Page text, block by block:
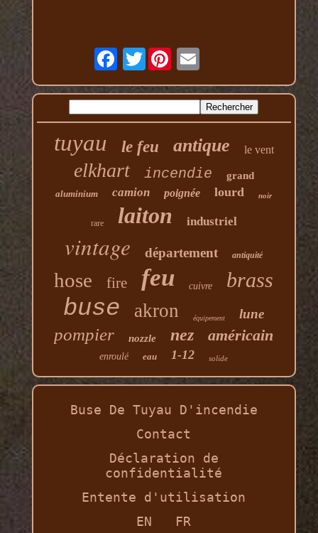
Twitter
tuyau le feu antique le vent
elkhart incendie grand
aluminium camion poignée lourd noir
rare laiton industriel
vintage département antiquité
hose fire feu cuivre brass
buse akron équipement lune
pompier nozzle nez américain
enroulé eau 1-12 solide
Buse De Tuyau D'incendie
Contact
Déclaration de
confidentialité
Entente d'utilisation
EN
FR